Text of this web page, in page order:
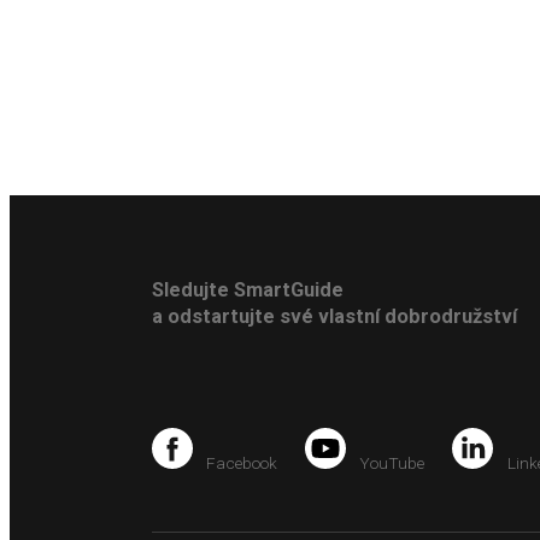
Sledujte SmartGuide
a odstartujte své vlastní dobrodružství
Facebook YouTube